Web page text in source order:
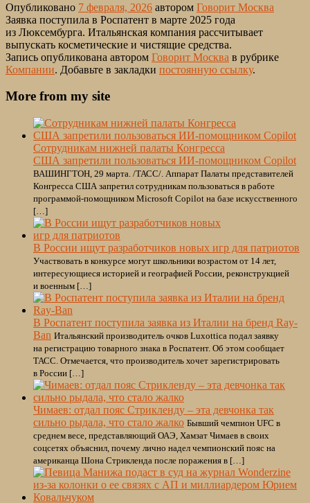
Опубликовано 7 февраля, 2026 автором Говорит Москва
Заявка поступила в Роспатент в марте 2025 года
из Люксембурга. Итальянская компания рассчитывает
выпускать косметические и чистящие средства.
Запись опубликована автором Говорит Москва в рубрике
Компании. Добавьте в закладки постоянную ссылку.
More from my site
Сотрудникам нижней палаты Конгресса
США запретили пользоваться ИИ-помощником Copilot
ВАШИНГТОН, 29 марта. /ТАСС/. Аппарат Палаты представителей
Конгресса США запретил сотрудникам пользоваться в работе
программой-помощником Microsoft Copilot на базе искусственного
[…]
В России ищут разработчиков новых игр для патриотов
Участвовать в конкурсе могут школьники возрастом от 14 лет,
интересующиеся историей и географией России, реконструкцией
и военным […]
В Роспатент поступила заявка из Италии на бренд Ray-
Ban Итальянский производитель очков Luxottica подал заявку
на регистрацию товарного знака в Роспатент. Об этом сообщает
ТАСС. Отмечается, что производитель хочет зарегистрировать
в России […]
Чимаев: отдал пояс Стрикленду – эта девчонка так
сильно рыдала, что стало жалко Бывший чемпион UFC в
среднем весе, представляющий ОАЭ, Хамзат Чимаев в своих
соцсетях объяснил, почему лично надел чемпионский пояс на
американца Шона Стрикленда после поражения в […]